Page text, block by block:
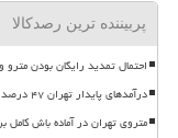
پربیننده ترین رصدکالا
احتمال تمدید رایگان بودن
درآمدهای پایدار تهران ۴۷ درصد رشد کرد
متروی تهران در آماده باش کامل